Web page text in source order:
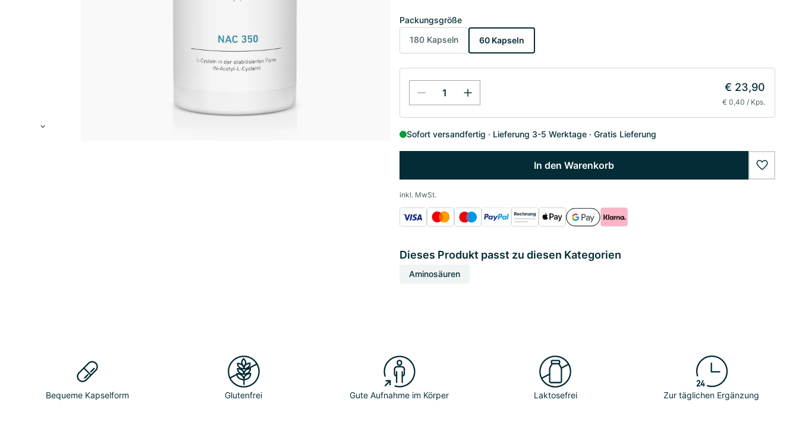
Packungsgröße
180 Kapseln
60 Kapseln
€ 23,90
€ 0,40 / Kps.
Sofort versandfertig Lieferung 3-5 Werktage Gratis Lieferung
In den Warenkorb
inkl. MwSt.
Dieses Produkt passt zu diesen Kategorien
Aminosäuren
Bequeme Kapselform Glutenfrei Gute Aufnahme im Körper Laktosefrei Zur täglichen Ergänzung